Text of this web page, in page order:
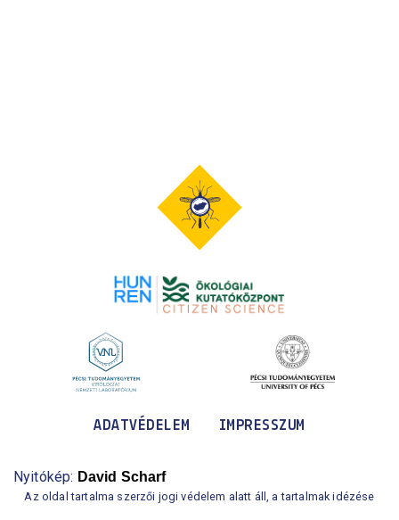
ADATVÉDELEM IMPRESSZUM
Nyitókép: David Scharf
Az oldal tartalma szerzői jogi védelem alatt áll, a tartalmak idézése